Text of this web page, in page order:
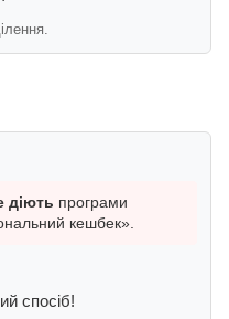
діють програми
кешбек».
спосіб!